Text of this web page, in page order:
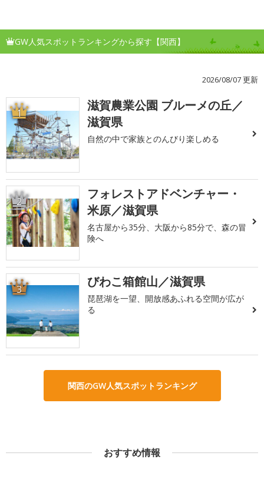
GW人気スポットランキングから探す【関西】
2026/08/07 更新
1
滋賀農業公園 ブルーメの丘／
滋賀県
自然の中で家族とのんびり楽しめる
2
フォレストアドベンチャー・
米原／滋賀県
名古屋から35分、大阪から85分で、森の冒
険へ
3 びわこ箱館山／滋賀県
琵琶湖を一望、開放感あふれる空間が広が
る
関西のGW人気スポットランキング
おすすめ情報